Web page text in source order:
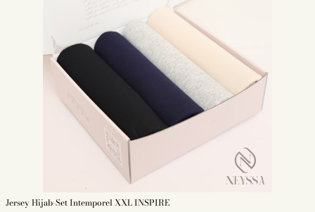
Jersey Hijab-Set Intemporel XXL INSPIRE